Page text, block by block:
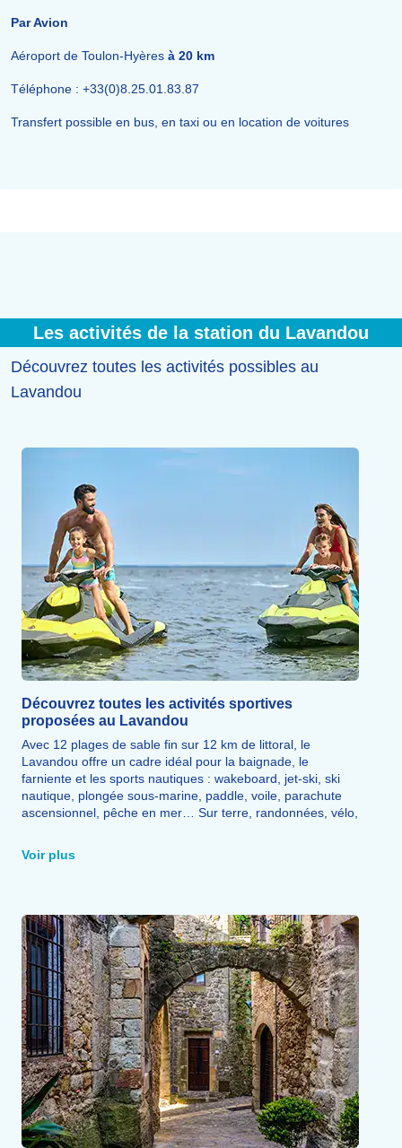
Par Avion
Aéroport de Toulon-Hyères à 20 km
Téléphone : +33(0)8.25.01.83.87
Transfert possible en bus, en taxi ou en location de voitures
Les activités de la station du Lavandou
Découvrez toutes les activités possibles au
Lavandou
Découvrez toutes les activités sportives
proposées au Lavandou
Avec 12 plages de sable fin sur 12 km de littoral, le
Lavandou offre un cadre idéal pour la baignade, le
farniente et les sports nautiques : wakeboard, jet-ski, ski
nautique, plongée sous-marine, paddle, voile, parachute
ascensionnel, pêche en mer… Sur terre, randonnées, vélo,
complètent l'offre sportive. Depuis le port, des navettes
quotidiennes permettent de rejoindre les Îles d'Or :
sous-marin, ou encore l'Île du Levant, premier domaine
naturiste d'Europe.
Voir plus